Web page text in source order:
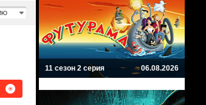
11 сезон 2 серия 06.08.2026